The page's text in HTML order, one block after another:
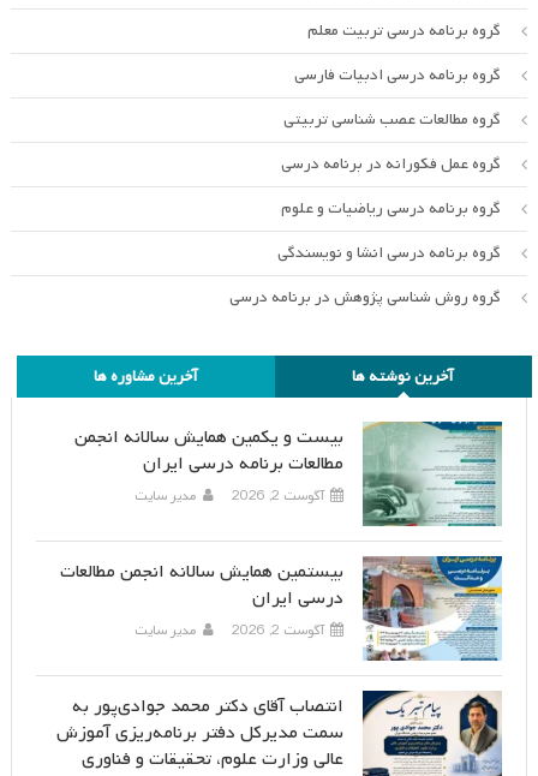
گروه برنامه درسی تربیت معلم
گروه برنامه درسی ادبیات فارسی
گروه مطالعات عصب شناسی تربیتی
گروه عمل فکورانه در برنامه درسی
گروه برنامه درسی ریاضیات و علوم
گروه برنامه درسی انشا و نویسندگی
گروه روش شناسی پژوهش در برنامه درسی
آخرین نوشته ها آخرین مشاوره ها
بیست و یکمین همایش سالانه انجمن
مطالعات برنامه درسی ایران
آگوست 2, 2026 مدیر سایت
بیستمین همایش سالانه انجمن مطالعات
درسی ایران
آگوست 2, 2026 مدیر سایت
انتصاب آقای دکتر محمد جوادی‌پور به
سمت مدیرکل دفتر برنامه‌ریزی آموزش
عالی وزارت علوم، تحقیقات و فناوری